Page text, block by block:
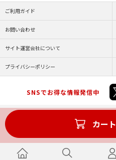
カー
ご利用ガイド
お問い合わせ
サイト運営会社について
プライバシーポリシー
SNSでお得な情報発信中